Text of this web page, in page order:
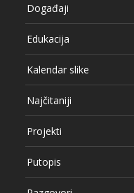
Događaji
Edukacija
Kalendar slike
Najčitaniji
Projekti
Putopis